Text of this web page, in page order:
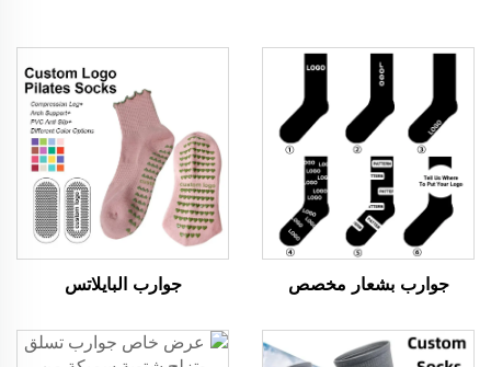
جوارب بشعار مخصص جوارب البايلاتس